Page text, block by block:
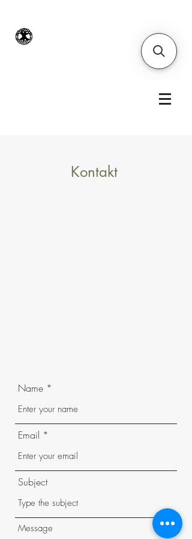
Kontakt
Name
Email
Subject
Message